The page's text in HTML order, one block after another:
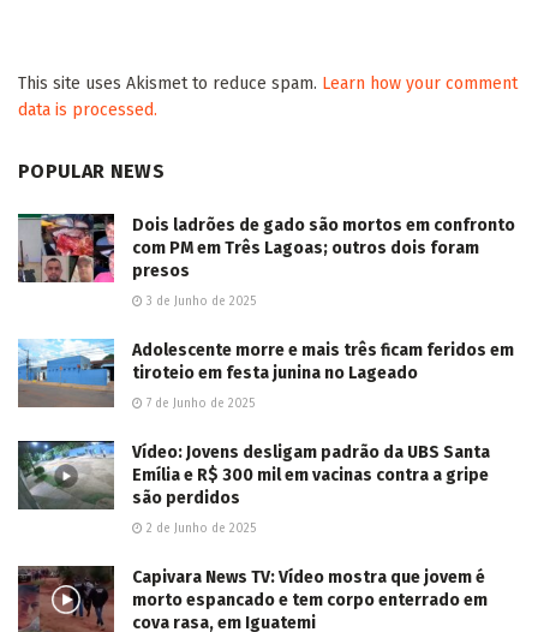
This site uses Akismet to reduce spam. Learn how your comment
data is processed.
POPULAR NEWS
Dois ladrões de gado são mortos em confronto
com PM em Três Lagoas; outros dois foram
presos
3 de Junho de 2025
Adolescente morre e mais três ficam feridos em
tiroteio em festa junina no Lageado
7 de Junho de 2025
Vídeo: Jovens desligam padrão da UBS Santa
Emília e R$ 300 mil em vacinas contra a gripe
são perdidos
2 de Junho de 2025
Capivara News TV: Vídeo mostra que jovem é
morto espancado e tem corpo enterrado em
cova rasa, em Iguatemi